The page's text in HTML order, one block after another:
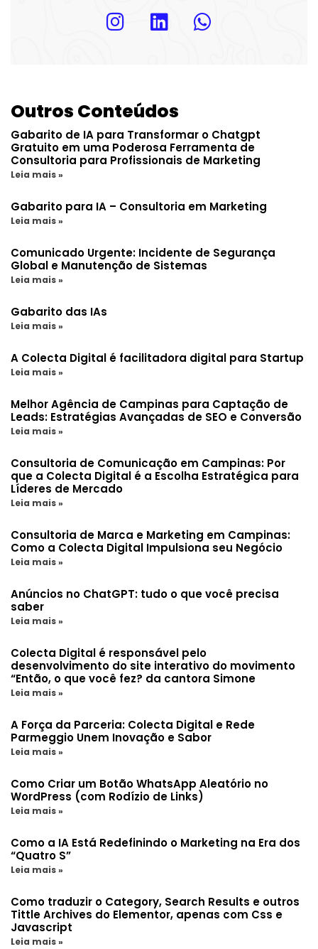
Outros Conteúdos
Gabarito de IA para Transformar o Chatgpt
Gratuito em uma Poderosa Ferramenta de
Consultoria para Profissionais de Marketing
Leia mais »
Gabarito para IA – Consultoria em Marketing
Leia mais »
Comunicado Urgente: Incidente de Segurança
Global e Manutenção de Sistemas
Leia mais »
Gabarito das IAs
Leia mais »
A Colecta Digital é facilitadora digital para Startup
Leia mais »
Melhor Agência de Campinas para Captação de
Leads: Estratégias Avançadas de SEO e Conversão
Leia mais »
Consultoria de Comunicação em Campinas: Por
que a Colecta Digital é a Escolha Estratégica para
Líderes de Mercado
Leia mais »
Consultoria de Marca e Marketing em Campinas:
Como a Colecta Digital Impulsiona seu Negócio
Leia mais »
Anúncios no ChatGPT: tudo o que você precisa
saber
Leia mais »
Colecta Digital é responsável pelo
desenvolvimento do site interativo do movimento
“Então, o que você fez? da cantora Simone
Leia mais »
A Força da Parceria: Colecta Digital e Rede
Parmeggio Unem Inovação e Sabor
Leia mais »
Como Criar um Botão WhatsApp Aleatório no
WordPress (com Rodízio de Links)
Leia mais »
Como a IA Está Redefinindo o Marketing na Era dos
“Quatro S”
Leia mais »
Como traduzir o Category, Search Results e outros
Tittle Archives do Elementor, apenas com Css e
Javascript
Leia mais »